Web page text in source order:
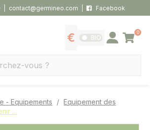
contact@germineo.com Facebook
Afficher les tarifs
BIO Se connecter
0
Panier
- Equipements
Equipement des
...
des cookies